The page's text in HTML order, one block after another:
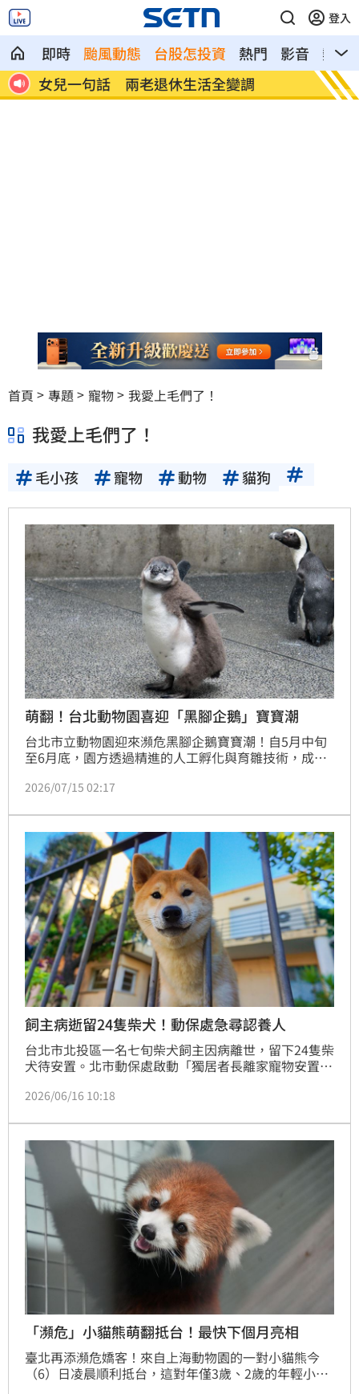
登入
即時 颱風動態 台股怎投資 熱門 影音
熱搜
記憶體產能全被大廠包下 驚人漲價潮來
襲
北美
元
首頁 專題 寵物 我愛上毛們了！
我愛上毛們了！
毛小孩 寵物 動物 貓狗
萌翻！台北動物園喜迎「黑腳企鵝」寶寶潮
台北市立動物園迎來瀕危黑腳企鵝寶寶潮！自5月中旬
至6月底，園方透過精進的人工孵化與育雛技術，成功
照料下成長，待3個月大換羽後將融入大群體。黑腳企
積極進行域外保育以維護基因多樣性。歡迎民眾趁暑期
週六夜間延長開放時前往參觀，或許能捕捉到換上灰黑
色羽毛的亞成鳥可愛身影。此外，國立海科館7月起將
上映黑腳企鵝生態紀錄片，帶領觀眾深入了解這些非洲
企鵝的成長與愛情故事，歡迎民眾前往觀賞，共同關注
瀕危物種保育議題。
2026/07/15 02:17
飼主病逝留24隻柴犬！動保處急尋認養人
台北市北投區一名七旬柴犬飼主因病離世，留下24隻柴
犬待安置。北市動保處啟動「獨居者長離家寵物安置機
10歲、性格穩定的柴犬開放認養。動保處強調，大量犬
護能力，避免因家庭變故影響寵物福利。期盼透過社會
大眾支持，幫助這些失去主人的毛孩找到溫暖歸宿，延
續對生命的承諾，讓愛不因意外中斷。
2026/06/16 10:18
「瀕危」小貓熊萌翻抵台！最快下個月亮相
臺北再添瀕危嬌客！來自上海動物園的一對小貓熊今
（6）日凌晨順利抵台，這對年僅3歲、2歲的年輕小貓